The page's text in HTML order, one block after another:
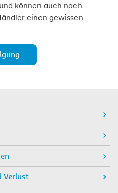
können auch nach
einen gewissen
Verlust